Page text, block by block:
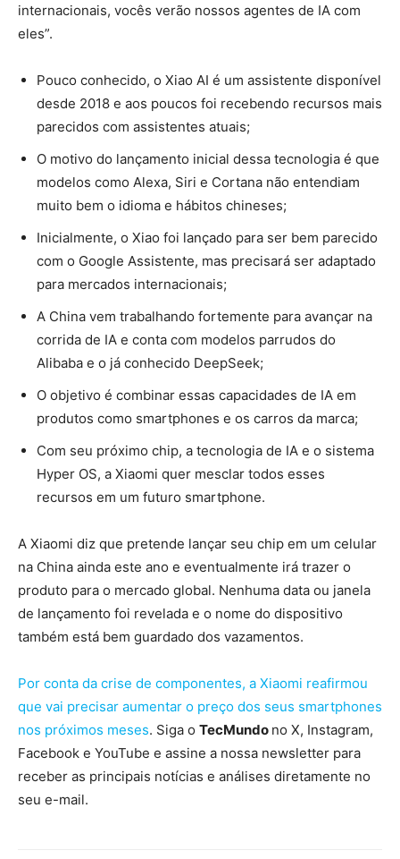
internacionais, vocês verão nossos agentes de IA com
eles”.
Pouco conhecido, o Xiao AI é um assistente disponível
desde 2018 e aos poucos foi recebendo recursos mais
parecidos com assistentes atuais;
O motivo do lançamento inicial dessa tecnologia é que
modelos como Alexa, Siri e Cortana não entendiam
muito bem o idioma e hábitos chineses;
Inicialmente, o Xiao foi lançado para ser bem parecido
com o Google Assistente, mas precisará ser adaptado
para mercados internacionais;
A China vem trabalhando fortemente para avançar na
corrida de IA e conta com modelos parrudos do
Alibaba e o já conhecido DeepSeek;
O objetivo é combinar essas capacidades de IA em
produtos como smartphones e os carros da marca;
Com seu próximo chip, a tecnologia de IA e o sistema
Hyper OS, a Xiaomi quer mesclar todos esses
recursos em um futuro smartphone.
A Xiaomi diz que pretende lançar seu chip em um celular
na China ainda este ano e eventualmente irá trazer o
produto para o mercado global. Nenhuma data ou janela
de lançamento foi revelada e o nome do dispositivo
também está bem guardado dos vazamentos.
Por conta da crise de componentes, a Xiaomi reafirmou
que vai precisar aumentar o preço dos seus smartphones
nos próximos meses. Siga o TecMundo no X, Instagram,
Facebook e YouTube e assine a nossa newsletter para
receber as principais notícias e análises diretamente no
seu e-mail.